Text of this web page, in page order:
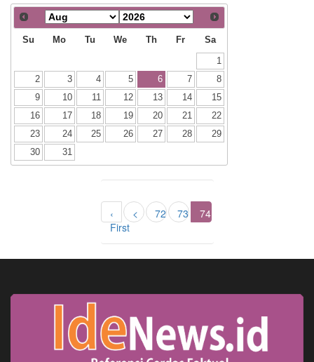
Su Mo Tu We Th Fr Sa
1
2
3 4 5 6 7
8
9
10 11 12 13 14
15
16
17 18 19 20 21
22
23
24 25 26 27 28
29
30
31
‹
First
< 72 73 74